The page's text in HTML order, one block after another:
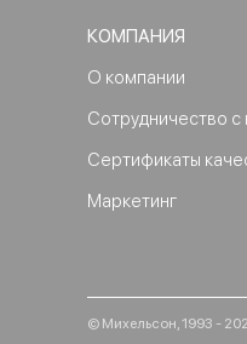
КОМПАНИЯ
О компании
Сотрудничество с
Сертификаты
Маркетинг
© Михельсон, 1993 -